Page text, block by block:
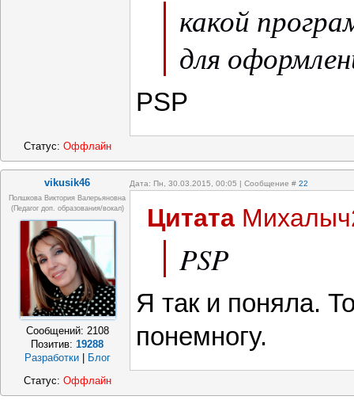
какой
для
PSP
Статус: Оффлайн
vikusik46 Дата: Пн, 30.03.2015, 00:05 | Сообщение # 22
Полшкова Виктория Валерьяновна
(педагог доп. образования/вокал)
Сообщений: 2108
Позитив:19288
Разработки
Блог
Цитата
PSP
Я так и поняла.
понемногу.
Статус: Оффлайн